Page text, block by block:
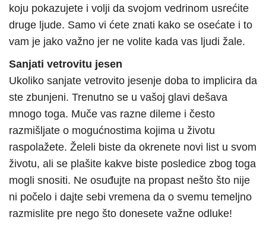
koju pokazujete i volji da svojom vedrinom usrećite
druge ljude. Samo vi ćete znati kako se osećate i to
vam je jako važno jer ne volite kada vas ljudi žale.
Sanjati vetrovitu jesen
Ukoliko sanjate vetrovito jesenje doba to implicira da
ste zbunjeni. Trenutno se u vašoj glavi dešava
mnogo toga. Muče vas razne dileme i često
razmišljate o mogućnostima kojima u životu
raspolažete. Želeli biste da okrenete novi list u svom
životu, ali se plašite kakve biste posledice zbog toga
mogli snositi. Ne osuđujte na propast nešto što nije
ni počelo i dajte sebi vremena da o svemu temeljno
razmislite pre nego što donesete važne odluke!